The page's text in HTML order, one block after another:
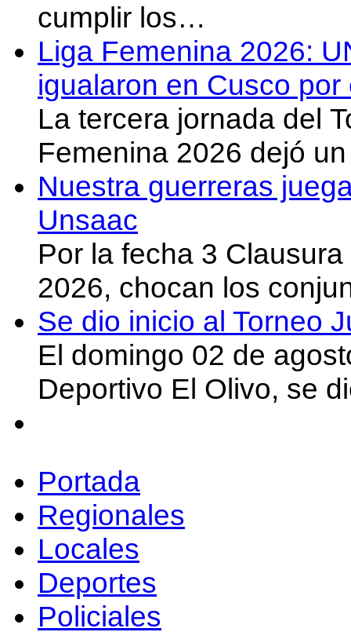
cumplir los…
Liga Femenina 2026:
igualaron en Cusco
La tercera jornada del
Femenina 2026 dejó
Nuestra guerreras
Unsaac
Por la fecha 3
2026, chocan los
Se dio inicio al Torneo
El domingo 02 de
Deportivo El Olivo, se
Portada
Regionales
Locales
Deportes
Policiales